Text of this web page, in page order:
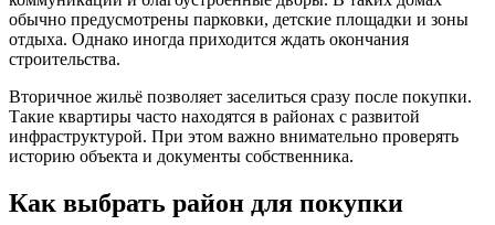
обычно предусмотрены парковки, детские площадки и зоны
отдыха. Однако иногда приходится ждать окончания
строительства.
Вторичное жильё позволяет заселиться сразу после покупки.
Такие квартиры часто находятся в районах с развитой
инфраструктурой. При этом важно внимательно проверять
историю объекта и документы собственника.
Как выбрать район для покупки